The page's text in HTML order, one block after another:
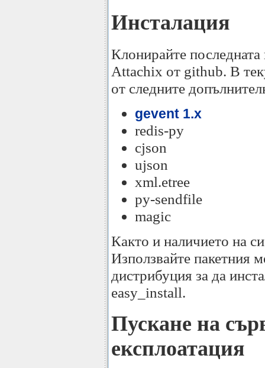
Инсталация
Клонирайте
Attachix от github. В
от следните
gevent 1.x
redis-py
cjson
ujson
xml.etree
py-sendfile
magic
Както и наличието на
Използвайте пакетния
дистрибуция за да
easy_install.
Пускане на
експлоатация